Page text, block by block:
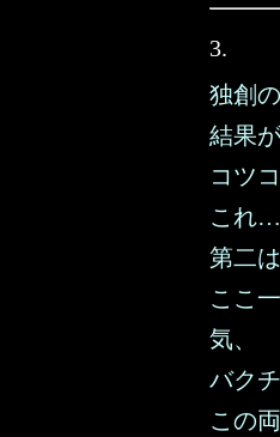
3.
独創
結果
コツ
これ
第二は
ここ
気、
バク
この